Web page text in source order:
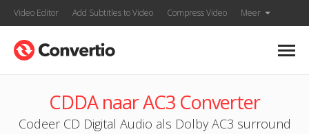
Video Editor Add Subtitles to Video Compress Video Meer
CDDA naar AC3 Converter
Codeer CD Digital Audio als Dolby AC3 surround